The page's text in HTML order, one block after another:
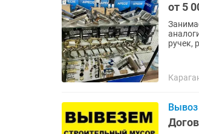
от 5
ручек,
Вывоз